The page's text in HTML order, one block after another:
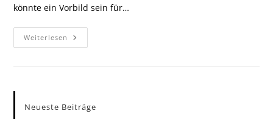
könnte ein Vorbild sein für…
Weiterlesen
Neueste Beiträge